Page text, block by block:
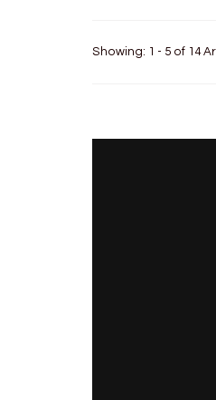
Showing: 1 - 5 of 14